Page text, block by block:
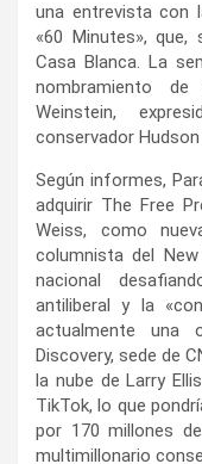
una entrevista con
«60 Minutes»,
Casa Blanca. La
nombramiento
Weinstein,
conservador
Según informes,
adquirir The Free
Weiss, como
columnista del
nacional
antiliberal y la
actualmente una
Discovery, sede de
la nube de Larry
TikTok, lo que
por 170 millones
multimillonario